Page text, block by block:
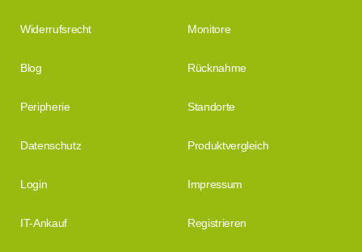
Widerrufsrecht Monitore
Blog Rücknahme
Peripherie Standorte
Datenschutz Produktvergleich
Login Impressum
IT-Ankauf Registrieren